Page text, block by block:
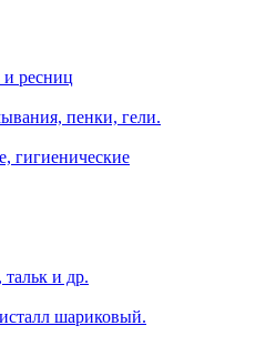
и ресниц
пенки, гели.
гигиенические
и др.
шариковый.